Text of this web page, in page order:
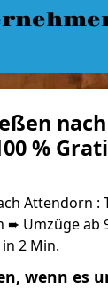
nach
%
Attendorn :
Umzüge ab
2 Min.
wenn es